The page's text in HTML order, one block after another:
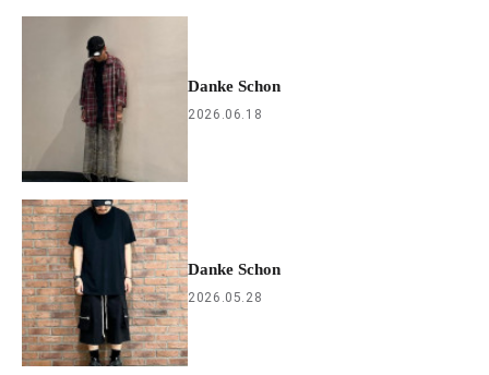
Danke Schon
2026.06.18
Danke Schon
2026.05.28